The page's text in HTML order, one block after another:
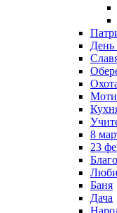
День
8
23
Баня
Дача